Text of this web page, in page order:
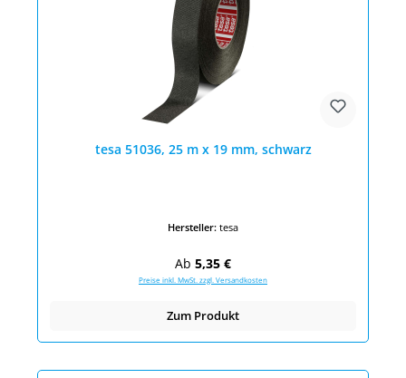
tesa 51036, 25 m x 19 mm, schwarz
Hersteller: tesa
Regulärer Preis:
Ab 5,35 €
Preise inkl. MwSt. zzgl. Versandkosten
Zum Produkt